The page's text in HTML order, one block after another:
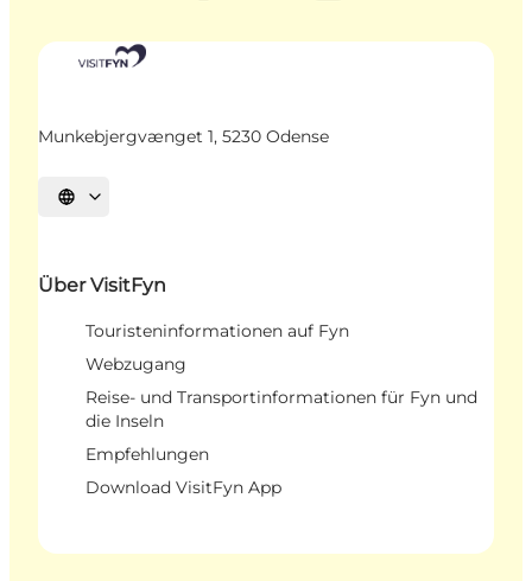
Munkebjergvænget 1, 5230 Odense
Sprache auswählen
Über VisitFyn
Touristeninformationen auf Fyn
Webzugang
Reise- und Transportinformationen für Fyn und
die Inseln
Empfehlungen
Download VisitFyn App